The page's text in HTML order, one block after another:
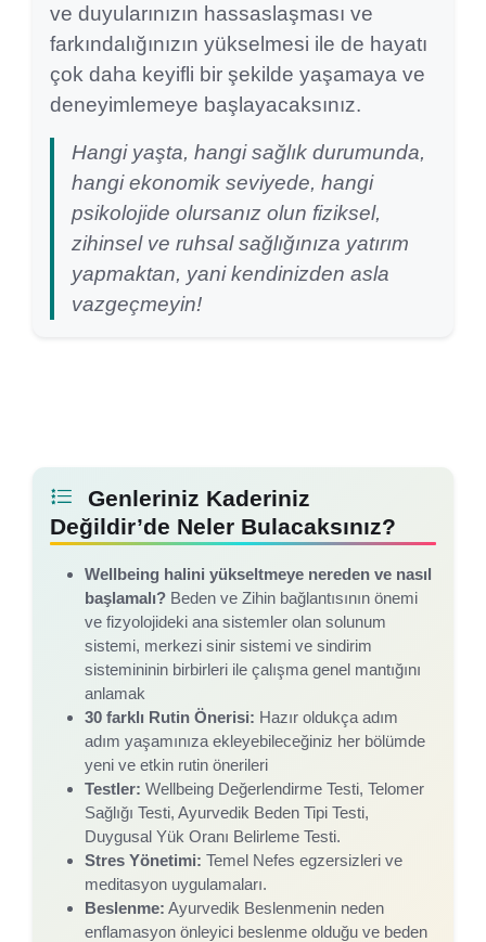
ve duyularınızın hassaslaşması ve
farkındalığınızın yükselmesi ile de hayatı
çok daha keyifli bir şekilde yaşamaya ve
deneyimlemeye başlayacaksınız.
Hangi yaşta, hangi sağlık durumunda,
hangi ekonomik seviyede, hangi
psikolojide olursanız olun fiziksel,
zihinsel ve ruhsal sağlığınıza yatırım
yapmaktan, yani kendinizden asla
vazgeçmeyin!
Genleriniz Kaderiniz
Değildir’de Neler Bulacaksınız?
Wellbeing halini yükseltmeye nereden ve nasıl
başlamalı? Beden ve Zihin bağlantısının önemi
ve fizyolojideki ana sistemler olan solunum
sistemi, merkezi sinir sistemi ve sindirim
sistemininin birbirleri ile çalışma genel mantığını
anlamak
30 farklı Rutin Önerisi: Hazır oldukça adım
adım yaşamınıza ekleyebileceğiniz her bölümde
yeni ve etkin rutin önerileri
Testler: Wellbeing Değerlendirme Testi, Telomer
Sağlığı Testi, Ayurvedik Beden Tipi Testi,
Duygusal Yük Oranı Belirleme Testi.
Stres Yönetimi: Temel Nefes egzersizleri ve
meditasyon uygulamaları.
Beslenme: Ayurvedik Beslenmenin neden
enflamasyon önleyici beslenme olduğu ve beden